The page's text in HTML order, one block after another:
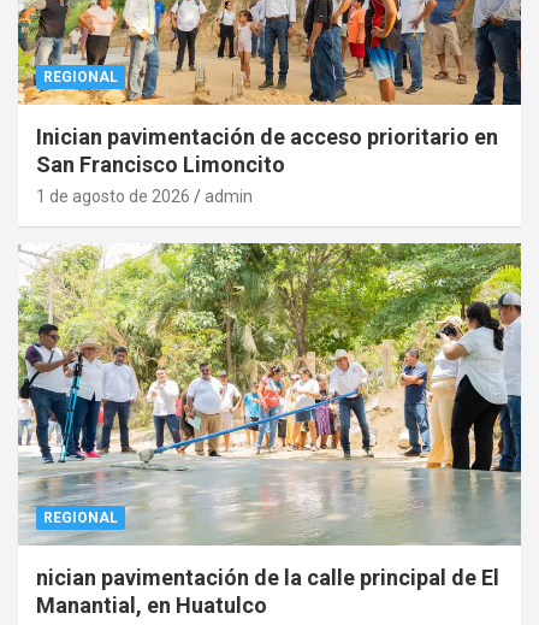
REGIONAL
Inician pavimentación de acceso prioritario en
San Francisco Limoncito
1 de agosto de 2026 admin
REGIONAL
nician pavimentación de la calle principal de El
Manantial, en Huatulco